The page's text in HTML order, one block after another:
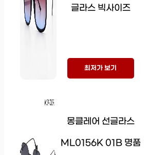
글라스 빅사이즈
최저가 보기
몽클레어 선글라스
ML0156K 01B 명품